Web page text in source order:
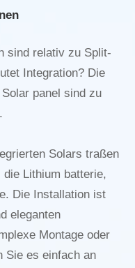
sind relativ zu Split-
Integration? Die
panel sind zu
Solars traßen
die Lithium batterie,
Die Installation ist
eleganten
Montage oder
Sie es einfach an